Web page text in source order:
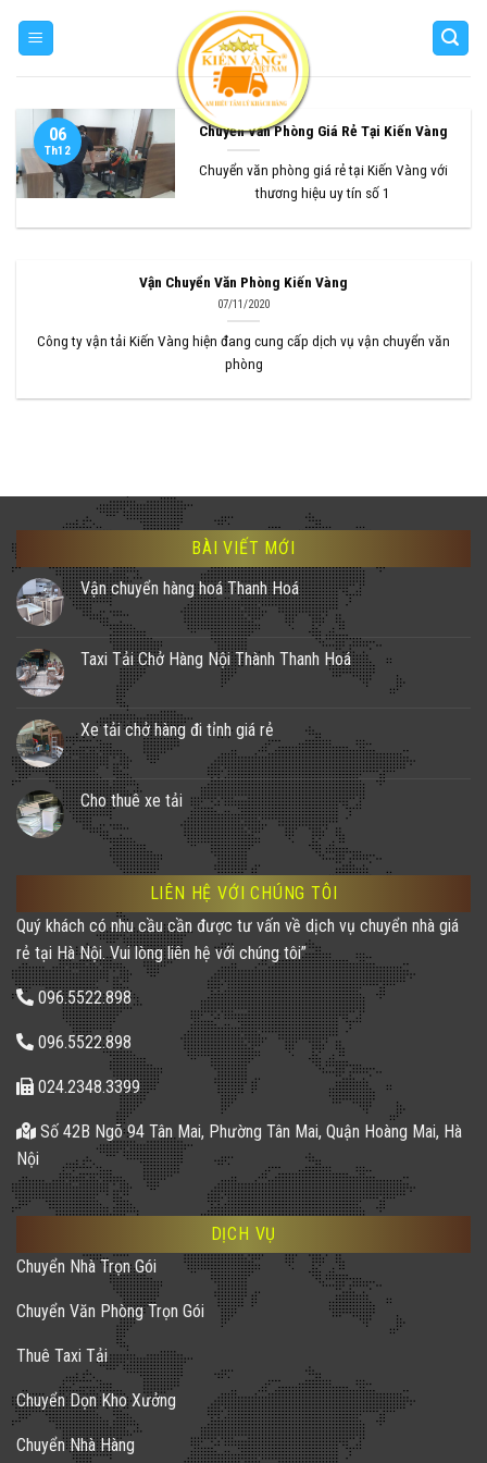
Chuyển Văn Phòng Giá Rẻ Tại Kiến Vàng
Chuyển văn phòng giá rẻ tại Kiến Vàng với
thương hiệu uy tín số 1
06
Th12
Vận Chuyển Văn Phòng Kiến Vàng
07/11/2020
Công ty vận tải Kiến Vàng hiện đang cung cấp dịch vụ vận chuyển văn
phòng
BÀI VIẾT MỚI
Vận chuyển hàng hoá Thanh Hoá
Taxi Tải Chở Hàng Nội Thành Thanh Hoá
Xe tải chở hàng đi tỉnh giá rẻ
Cho thuê xe tải
LIÊN HỆ VỚI CHÚNG TÔI
Quý khách có nhu cầu cần được tư vấn về dịch vụ chuyển nhà giá
rẻ tại Hà Nội. Vui lòng liên hệ với chúng tôi”
096.5522.898
096.5522.898
024.2348.3399
Số 42B Ngõ 94 Tân Mai, Phường Tân Mai, Quận Hoàng Mai, Hà
Nội
DỊCH VỤ
Chuyển Nhà Trọn Gói
Chuyển Văn Phòng Trọn Gói
Thuê Taxi Tải
Chuyển Dọn Kho Xưởng
Chuyển Nhà Hàng